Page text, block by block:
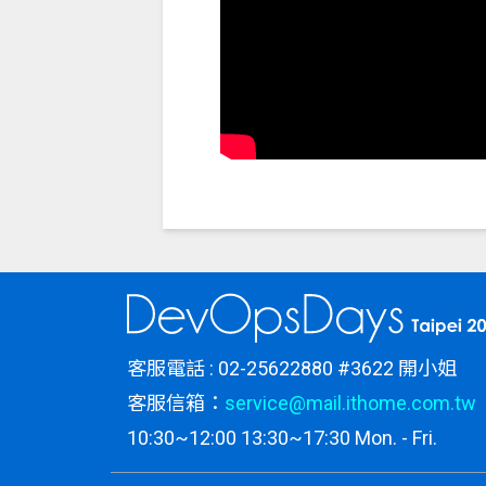
客服電話 : 02-25622880 #3622 開小姐
客服信箱： service@mail.ithome.com.tw
10:30~12:00 13:30~17:30 Mon. - Fri.